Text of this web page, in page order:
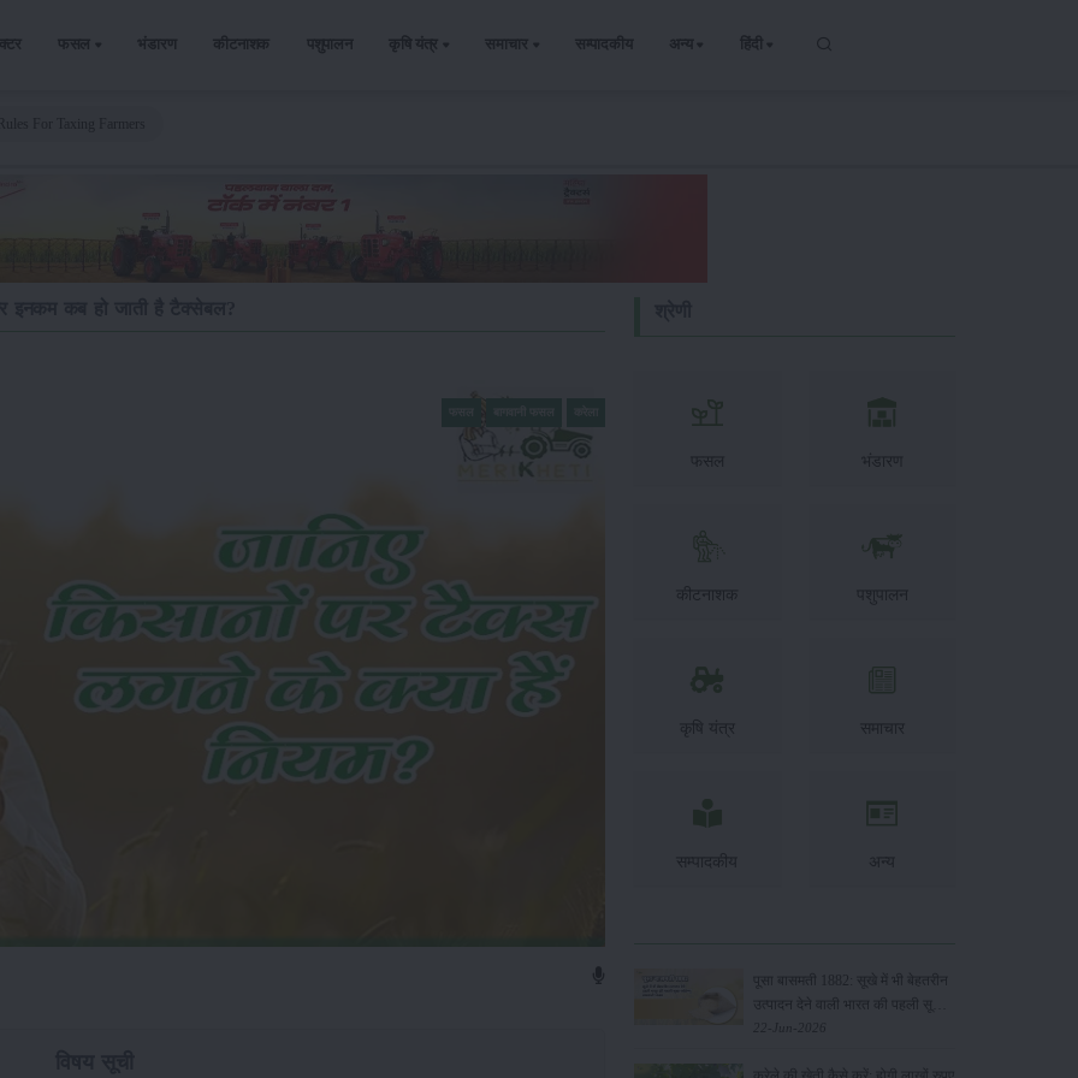
फसल भंडारण कीटनाशक पशुपालन कृषि यंत्र समाचार सम्पादकीय अन्य हिंदी
फसल भंडारण
कीटनाशक पशुपालन
कृषि यंत्र समाचार
सम्पादकीय अन्य
पूसा बासमती 1882: सूखे में भी बेहतरीन
उत्पादन देने वाली भारत की पहली सूखा-
सहिष्णु बासमती किस्म
22-Jun-2026